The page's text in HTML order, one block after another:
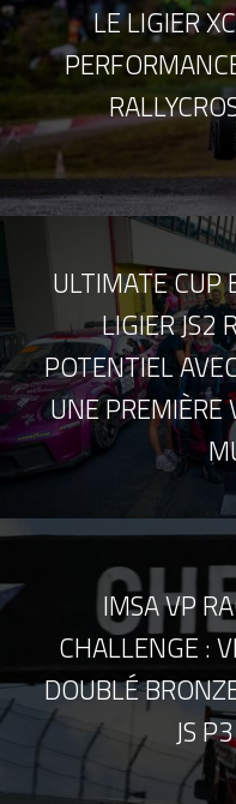
LE LIGIER
ULTIMATE CUP
LIGIER JS2
POTENTIEL
UNE PREMIÈRE
IMSA VP
CHALLENGE :
DOUBLÉ
JS